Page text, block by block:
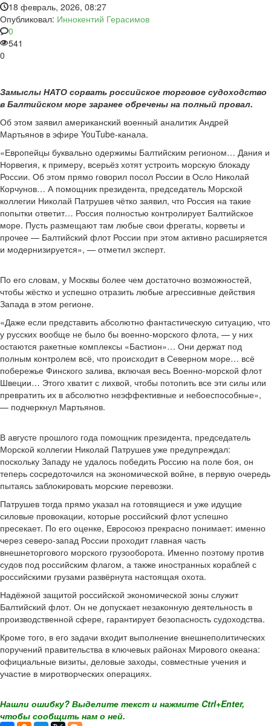
18 февраль, 2026, 08:27
Опубликовал: Иннокентий Герасимов
0
541
0
Замыслы НАТО сорвать российское торговое судоходство
в Балтийском море заранее обречены на полный провал.
Об этом заявил американский военный аналитик Андрей
Мартьянов в эфире YouTube-канала.
«Европейцы буквально одержимы Балтийским регионом… Дания и
Норвегия, к примеру, всерьёз хотят устроить морскую блокаду
России. Об этом прямо говорил посол России в Осло Николай
Корчунов… А помощник президента, председатель Морской
коллегии Николай Патрушев чётко заявил, что Россия на такие
попытки ответит… Россия полностью контролирует Балтийское
море. Пусть размещают там любые свои фрегаты, корветы и
прочее — Балтийский флот России при этом активно расширяется
и модернизируется», — отметил эксперт.
По его словам, у Москвы более чем достаточно возможностей,
чтобы жёстко и успешно отразить любые агрессивные действия
Запада в этом регионе.
«Даже если представить абсолютно фантастическую ситуацию, что
у русских вообще не было бы военно-морского флота, — у них
остаются ракетные комплексы «Бастион»… Они держат под
полным контролем всё, что происходит в Северном море… всё
побережье Финского залива, включая весь Военно-морской флот
Швеции… Этого хватит с лихвой, чтобы потопить все эти силы или
превратить их в абсолютно неэффективные и небоеспособные»,
— подчеркнул Мартьянов.
В августе прошлого года помощник президента, председатель
Морской коллегии Николай Патрушев уже предупреждал:
поскольку Западу не удалось победить Россию на поле боя, он
теперь сосредоточился на экономической войне, в первую очередь
пытаясь заблокировать морские перевозки.
Патрушев тогда прямо указал на готовящиеся и уже идущие
силовые провокации, которые российский флот успешно
пресекает. По его оценке, Евросоюз прекрасно понимает: именно
через северо-запад России проходит главная часть
внешнеторгового морского грузооборота. Именно поэтому против
судов под российским флагом, а также иностранных кораблей с
российскими грузами развёрнута настоящая охота.
Надёжной защитой российской экономической зоны служит
Балтийский флот. Он не допускает незаконную деятельность в
производственной сфере, гарантирует безопасность судоходства.
Кроме того, в его задачи входит выполнение внешнеполитических
поручений правительства в ключевых районах Мирового океана:
официальные визиты, деловые заходы, совместные учения и
участие в миротворческих операциях.
Нашли ошибку? Выделите текст и нажмите Ctrl+Enter,
чтобы сообщить нам о ней.